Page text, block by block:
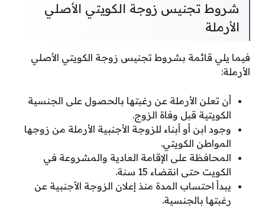
شروط تجنيس زوجة الكويتي الأصلي
الأرملة
فيما يلي قائمة بشروط تجنيس زوجة الكويتي الأصلي
الأرملة:
أن تعلن الأرملة عن رغبتها بالحصول على الجنسية
الكويتية قبل وفاة الزوج.
وجود ابن أو أبناء للزوجة الأجنبية الأرملة من زوجها
المواطن الكويتي.
المحافظة على الإقامة العادية والمشروعة في
الكويت حتى انقضاء 15 سنة.
يبدأ احتساب المدة منذ إعلان الزوجة الأجنبية عن
رغبتها بالجنسية.